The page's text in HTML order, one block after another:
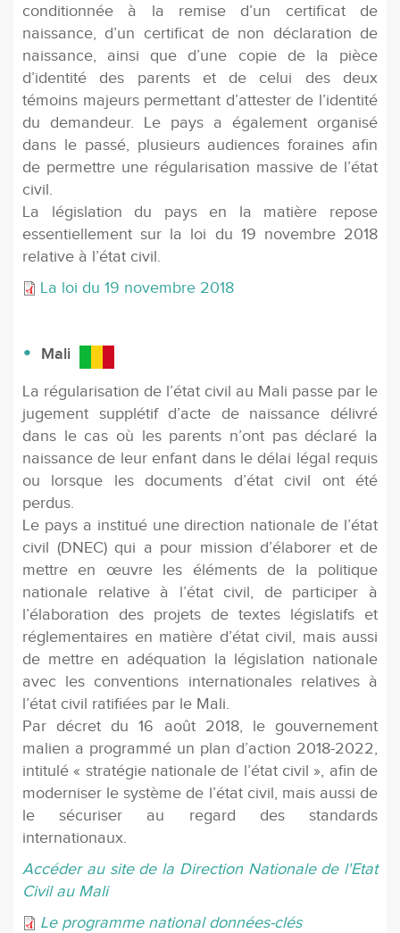
conditionnée à la remise d’un certificat de
naissance, d’un certificat de non déclaration de
naissance, ainsi que d’une copie de la pièce
d’identité des parents et de celui des deux
témoins majeurs permettant d’attester de l’identité
du demandeur. Le pays a également organisé
dans le passé, plusieurs audiences foraines afin
de permettre une régularisation massive de l’état
civil.
La législation du pays en la matière repose
essentiellement sur la loi du 19 novembre 2018
relative à l’état civil.
La loi du 19 novembre 2018
Mali
La régularisation de l’état civil au Mali passe par le
jugement supplétif d’acte de naissance délivré
dans le cas où les parents n’ont pas déclaré la
naissance de leur enfant dans le délai légal requis
ou lorsque les documents d’état civil ont été
perdus.
Le pays a institué une direction nationale de l’état
civil (DNEC) qui a pour mission d’élaborer et de
mettre en œuvre les éléments de la politique
nationale relative à l’état civil, de participer à
l’élaboration des projets de textes législatifs et
réglementaires en matière d’état civil, mais aussi
de mettre en adéquation la législation nationale
avec les conventions internationales relatives à
l’état civil ratifiées par le Mali.
Par décret du 16 août 2018, le gouvernement
malien a programmé un plan d’action 2018-2022,
intitulé « stratégie nationale de l’état civil », afin de
moderniser le système de l’état civil, mais aussi de
le sécuriser au regard des standards
internationaux.
Accéder au site de la Direction Nationale de l'Etat
Civil au Mali
Le programme national données-clés